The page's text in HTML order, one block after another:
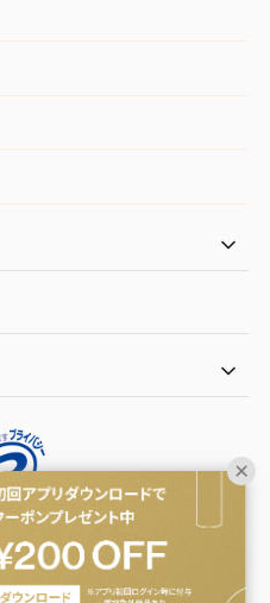
ら | TANP（タンプ）
TANP Inc.